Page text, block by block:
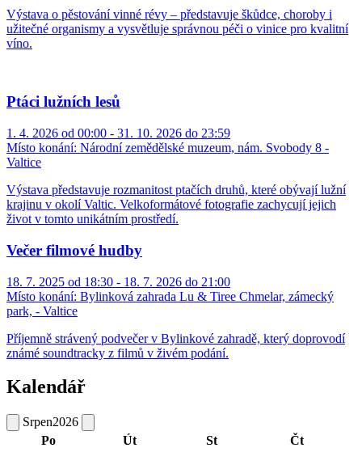
Výstava o pěstování vinné révy – představuje škůdce, choroby i
užitečné organismy a vysvětluje správnou péči o vinice pro kvalitní
víno.
Ptáci lužních lesů
1. 4. 2026 od 00:00 - 31. 10. 2026 do 23:59
Místo konání: Národní zemědělské muzeum, nám. Svobody 8 -
Valtice
Výstava představuje rozmanitost ptačích druhů, které obývají lužní
krajinu v okolí Valtic. Velkoformátové fotografie zachycují jejich
život v tomto unikátním prostředí.
Večer filmové hudby
18. 7. 2025 od 18:30 - 18. 7. 2026 do 21:00
Místo konání: Bylinková zahrada Lu & Tiree Chmelar, zámecký
park, - Valtice
Příjemně strávený podvečer v Bylinkové zahradě, který doprovodí
známé soundtracky z filmů v živém podání.
Kalendář
Srpen2026
Po
Út St Čt